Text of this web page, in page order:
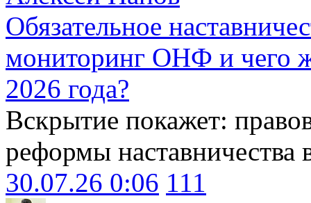
Обязательное
мониторинг ОНФ и чего
2026 года?
Вскрытие покажет:
реформы наставничества
30.07.26 0:06 111